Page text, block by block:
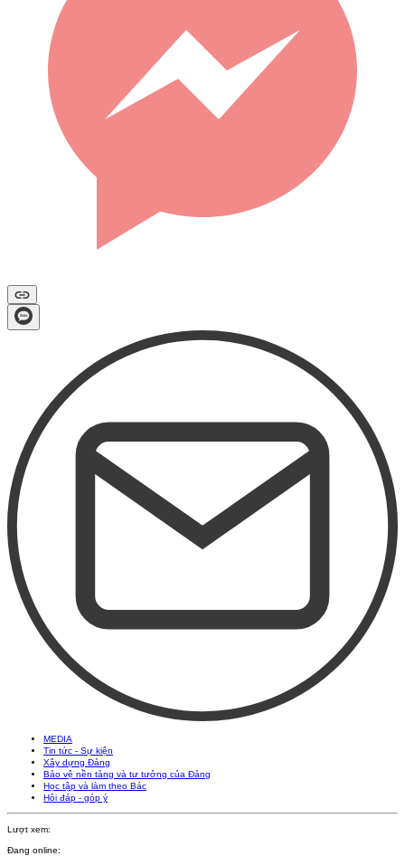
MEDIA
Tin tức - Sự kiện
Xây dựng Đảng
Bảo vệ nền tảng và tư tưởng của Đảng
Học tập và làm theo Bác
Hỏi đáp - góp ý
Lượt xem:
Đang online: